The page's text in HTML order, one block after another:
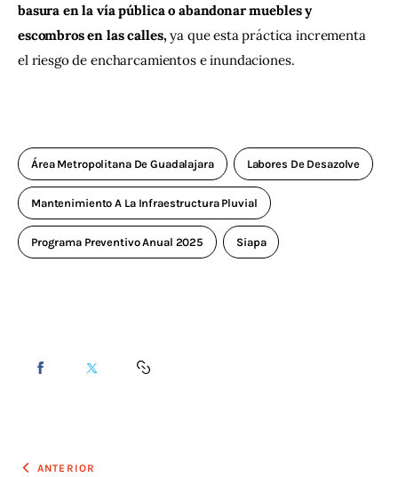
basura en la vía pública o abandonar muebles y
escombros en las calles, ya que esta práctica incrementa
el riesgo de encharcamientos e inundaciones.
Área Metropolitana De Guadalajara Labores De Desazolve
Mantenimiento A La Infraestructura Pluvial
Programa Preventivo Anual 2025 Siapa
ANTERIOR